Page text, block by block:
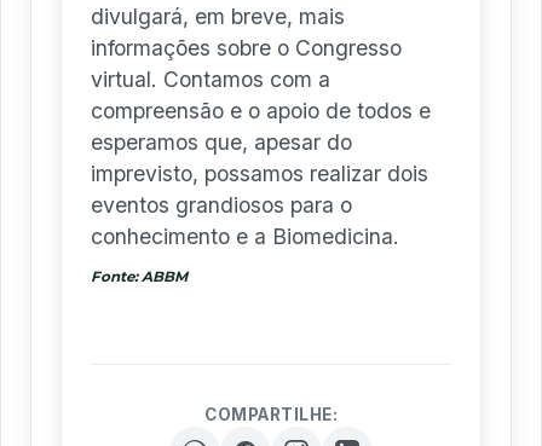
divulgará, em breve, mais
informações sobre o Congresso
virtual. Contamos com a
compreensão e o apoio de todos e
esperamos que, apesar do
imprevisto, possamos realizar dois
eventos grandiosos para o
conhecimento e a Biomedicina.
Fonte: ABBM
COMPARTILHE: